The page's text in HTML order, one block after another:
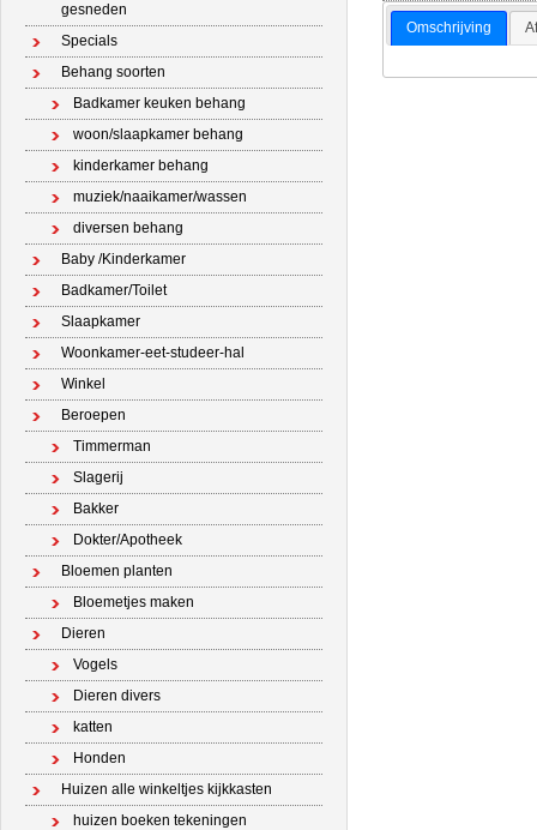
gesneden
Specials
Behang soorten
Badkamer keuken behang
woon/slaapkamer behang
kinderkamer behang
muziek/naaikamer/wassen
diversen behang
Baby /Kinderkamer
Badkamer/Toilet
Slaapkamer
Woonkamer-eet-studeer-hal
Winkel
Beroepen
Timmerman
Slagerij
Bakker
Dokter/Apotheek
Bloemen planten
Bloemetjes maken
Dieren
Vogels
Dieren divers
katten
Honden
Huizen alle winkeltjes kijkkasten
huizen boeken tekeningen
Omschrijving